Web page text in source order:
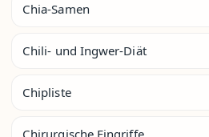
Chia-Samen
Chili- und Ingwer-Diät
Chipliste